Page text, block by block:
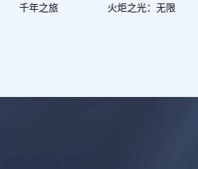
火炬之光：无限 全明星街球派对